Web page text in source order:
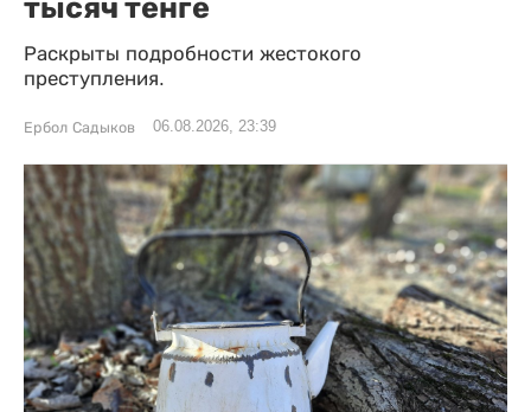
тысяч тенге
Раскрыты подробности жестокого
преступления.
Ербол Садыков 06.08.2026, 23:39